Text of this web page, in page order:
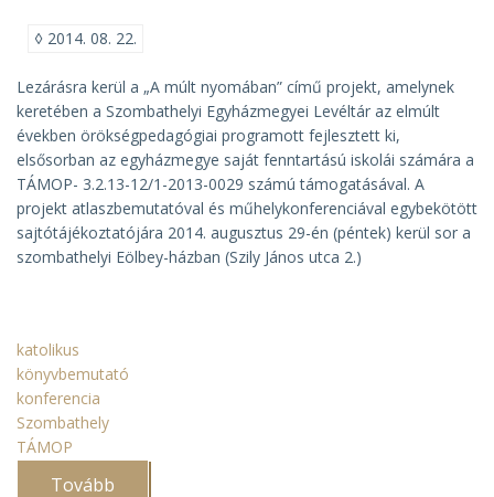
◊ 2014. 08. 22.
Lezárásra kerül a „A múlt nyomában” című projekt, amelynek
keretében a Szombathelyi Egyházmegyei Levéltár az elmúlt
években örökségpedagógiai programott fejlesztett ki,
elsősorban az egyházmegye saját fenntartású iskolái számára a
TÁMOP- 3.2.13-12/1-2013-0029 számú támogatásával. A
projekt atlaszbemutatóval és műhelykonferenciával egybekötött
sajtótájékoztatójára 2014. augusztus 29-én (péntek) kerül sor a
szombathelyi Eölbey-házban (Szily János utca 2.)
katolikus
könyvbemutató
konferencia
Szombathely
TÁMOP
Tovább